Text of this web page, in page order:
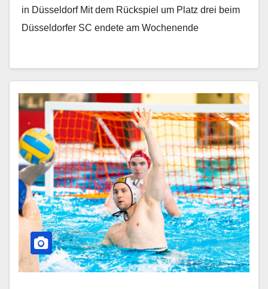
in Düsseldorf Mit dem Rückspiel um Platz drei beim
Düsseldorfer SC endete am Wochenende